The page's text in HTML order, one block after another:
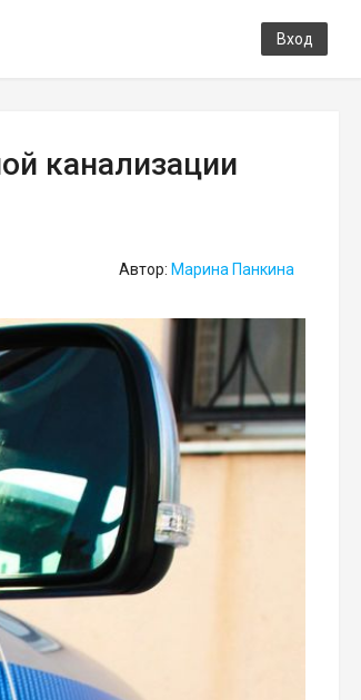
Вход
канализации
Автор: Марина Панкина